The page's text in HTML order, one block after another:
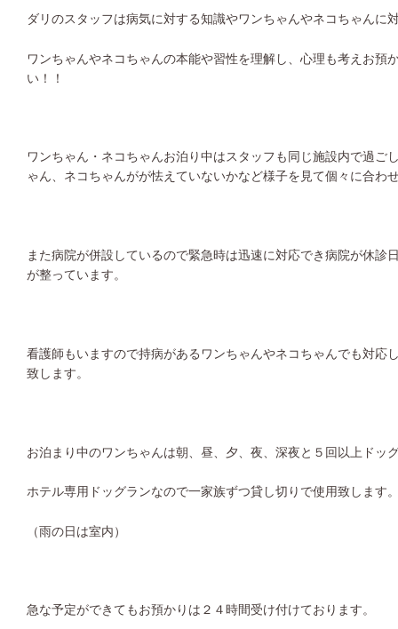
ダリのスタッフは病気に対する知識やワンちゃんやネコちゃんに
ワンちゃんやネコちゃんの本能や習性を理解し、心理も考えお預
い！！
ワンちゃん・ネコちゃんお泊り中はスタッフも同じ施設内で過ご
ゃん、ネコちゃんがが怯えていないかなど様子を見て個々に合わ
また病院が併設しているので緊急時は迅速に対応でき病院が休診
が整っています。
看護師もいますので持病があるワンちゃんやネコちゃんでも対応
致します。
お泊まり中のワンちゃんは朝、昼、夕、夜、深夜と５回以上ドッ
ホテル専用ドッグランなので一家族ずつ貸し切りで使用致します
（雨の日は室内）
急な予定ができてもお預かりは２４時間受け付けております。